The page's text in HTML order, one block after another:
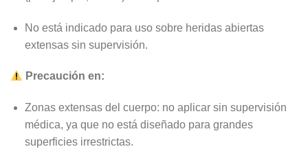
No está indicado para uso sobre heridas abiertas
extensas sin supervisión.
Precaución en:
Zonas extensas del cuerpo: no aplicar sin supervisión
médica, ya que no está diseñado para grandes
superficies irrestrictas.